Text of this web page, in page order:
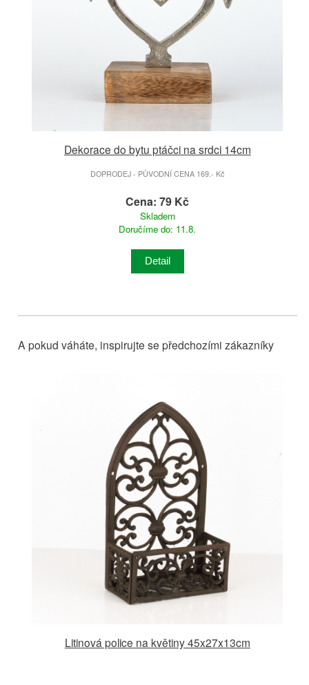
Dekorace do bytu ptáčci na srdci 14cm
DOPRODEJ - PŮVODNÍ CENA 169.- Kč
Cena: 79 Kč
Skladem
Doručíme do: 11.8.
Detail
A pokud váháte, inspirujte se předchozími zákazníky
Litinová police na květiny 45x27x13cm